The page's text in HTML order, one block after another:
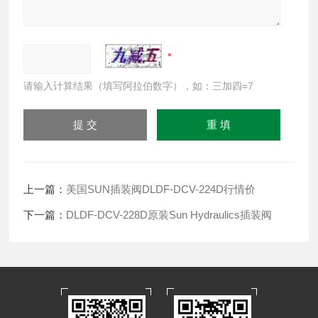
请输入计算结果（填写阿拉伯数字），如：三加四=7
上一篇： 美国SUN插装阀DLDF-DCV-224D行情价
下一篇： DLDF-DCV-228D原装Sun Hydraulics插装阀